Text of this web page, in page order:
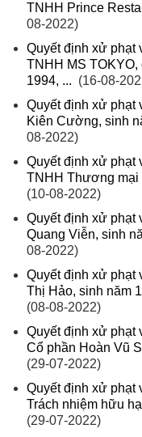
TNHH Prince
08-2022)
Quyết định xử phạt
TNHH MS
1994, ... (16-08-
Quyết định xử phạt
Kiên Cường, sinh
08-2022)
Quyết định xử phạt
TNHH Thương mại
(10-08-2022)
Quyết định xử phạt
Quang Viễn, sinh
08-2022)
Quyết định xử phạt
Thị Hảo, sinh năm
(08-08-2022)
Quyết định xử phạt
Cổ phần Hoàn Vũ
(29-07-2022)
Quyết định xử phạt
Trách nhiệm hữu
(29-07-2022)